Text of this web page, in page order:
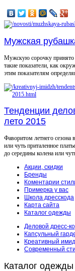
Мужская
Мужскую сорочку принято
такие показатели, как
этим показателям
Тенденции
лето 2015
Фаворитом летнего сезона
или чуть приталенное
до середины колена или
Акции, скидки
Бренды
Коментарии
Примерка у вас
Школа дресскода
Карта сайта
Каталог одежды
Деловой дресс-
Капсульный
Креативный
Современный
Каталог одежды